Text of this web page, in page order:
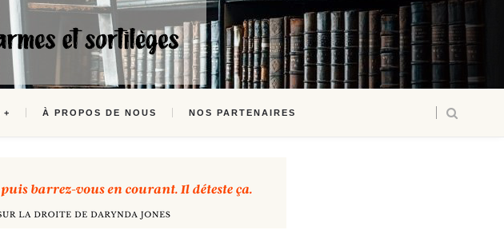
À PROPOS DE NOUS NOS PARTENAIRES